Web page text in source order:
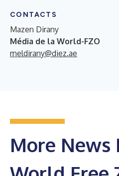
CONTACTS
Mazen Dirany
Média de la World-FZO
meldirany@diez.ae
More News